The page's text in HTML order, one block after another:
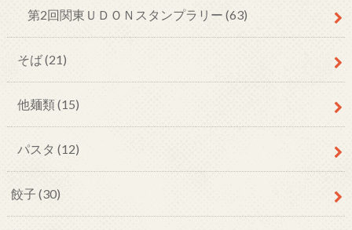
第2回関東ＵＤＯＮスタンプラリー (63)
そば(21)
他麺類(15)
パスタ (12)
餃子 (30)